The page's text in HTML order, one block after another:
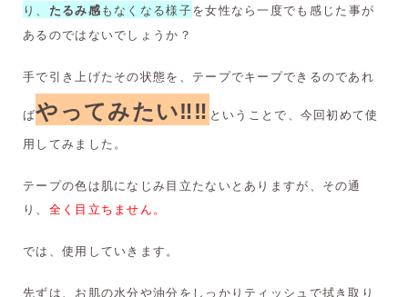
り、
たるみ感 もなくなる様子を女性なら一度でも感じた事が
あるのではないでしょうか？
手で引き上げたその状態を、テープでキープできるのであれ
ばやってみたい‼︎‼︎ ということで、今回初めて使
用してみました。
テープの色は肌になじみ目立たないとありますが、その通
り、 全く目立ちません。
では、使用していきます。
先ずは、お肌の水分や油分をしっかりティッシュで拭き取り